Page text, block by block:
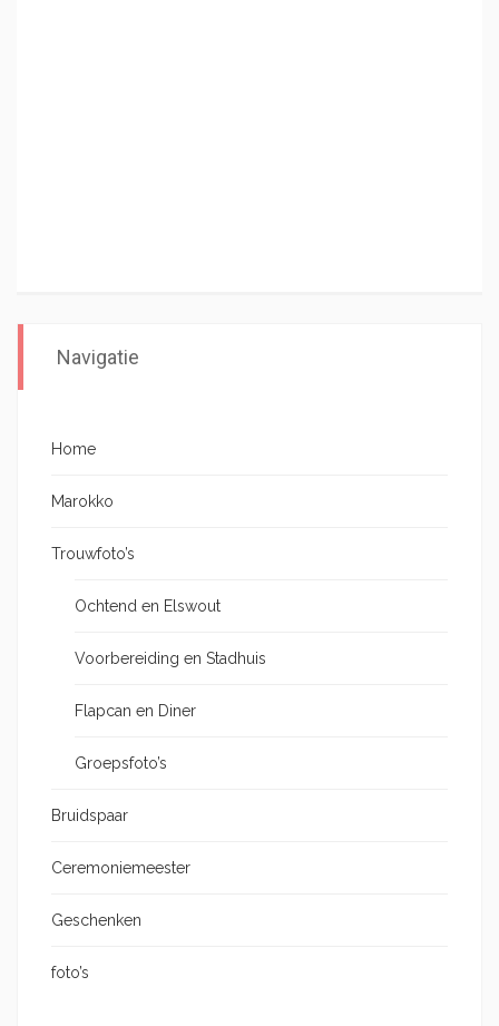
Navigatie
Home
Marokko
Trouwfoto’s
Ochtend en Elswout
Voorbereiding en Stadhuis
Flapcan en Diner
Groepsfoto’s
Bruidspaar
Ceremoniemeester
Geschenken
foto’s